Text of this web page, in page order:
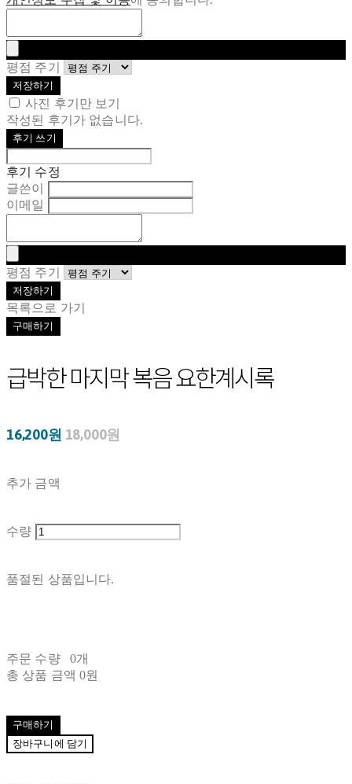
평점 주기
저장하기
사진 후기만 보기
작성된 후기가 없습니다.
후기 쓰기
후기 수정
글쓴이
이메일
평점 주기
저장하기
목록으로 가기
구매하기
급박한 마지막 복음 요한계시록
16,200원 18,000원
추가 금액
수량
품절된 상품입니다.
주문 수량
0개
총 상품 금액 0원
구매하기
장바구니에 담기